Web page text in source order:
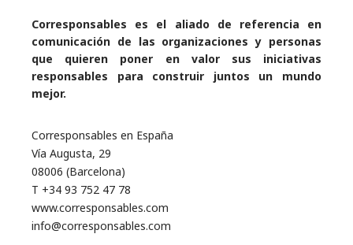
Corresponsables es el aliado de referencia en
comunicación de las organizaciones y personas
que quieren poner en valor sus iniciativas
responsables para construir juntos un mundo
mejor.
Corresponsables en España
Vía Augusta, 29
08006 (Barcelona)
T +34 93 752 47 78
www.corresponsables.com
info@corresponsables.com